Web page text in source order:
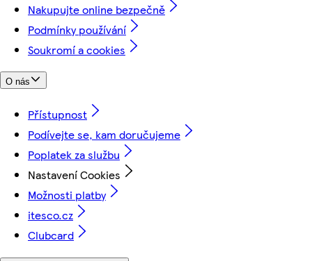
Nakupujte online bezpečně
Podmínky používání
Soukromí a cookies
O nás
Přístupnost
Podívejte se, kam doručujeme
Poplatek za službu
Nastavení Cookies
Možnosti platby
itesco.cz
Clubcard